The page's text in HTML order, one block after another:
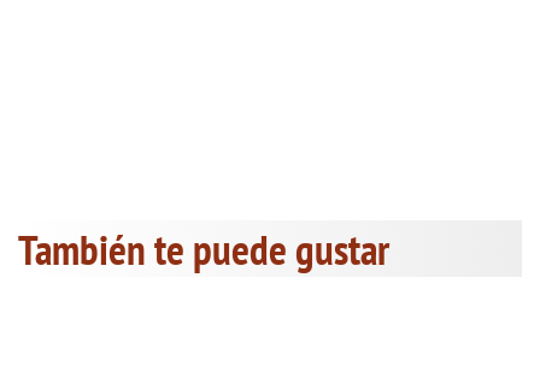
También te puede gustar